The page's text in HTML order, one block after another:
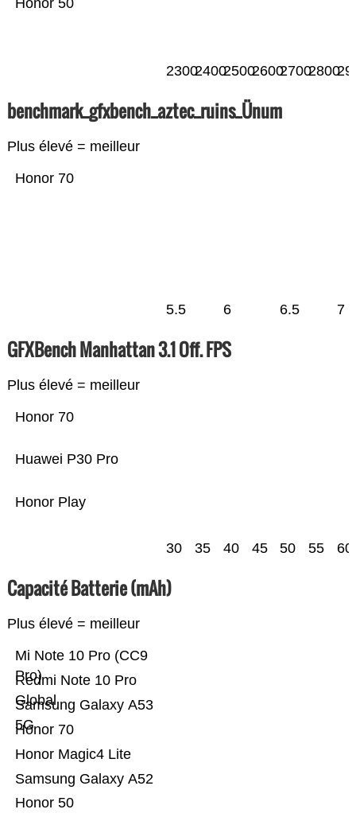
Honor 50
230024002500260027002800
benchmark_gfxbench_aztec_ruins_Ünum
Plus élevé = meilleur
Honor 70
5.5 6 6.5 7
GFXBench Manhattan 3.1 Off. FPS
Plus élevé = meilleur
Honor Play
Huawei P30 Pro
Honor 70
30 35 40 45 50 55 60
Capacité Batterie (mAh)
Plus élevé = meilleur
Honor 50
Samsung Galaxy A52
Honor Magic4 Lite
Honor 70
Samsung Galaxy A53
5G
Redmi Note 10 Pro
Global
Mi Note 10 Pro (CC9
Pro)